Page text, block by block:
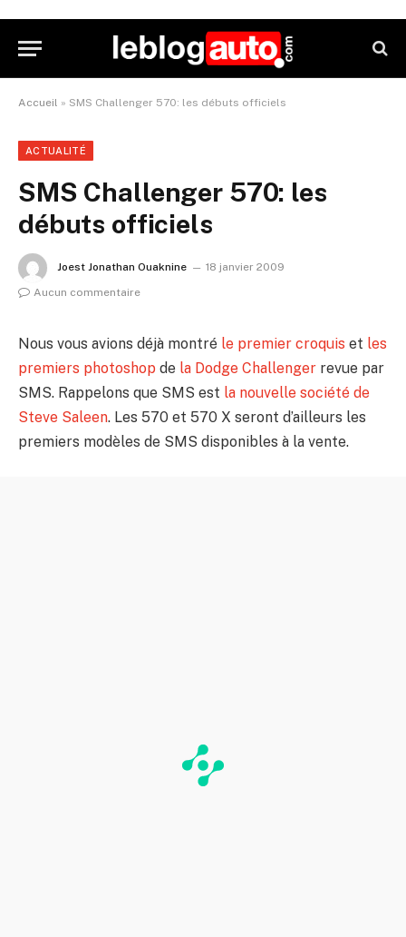
Accueil » SMS Challenger 570: les débuts officiels
ACTUALITÉ
SMS Challenger 570: les
débuts officiels
Joest Jonathan Ouaknine
18 janvier 2009
Aucun commentaire
Nous vous avions déjà montré le premier croquis et les
premiers photoshop de la Dodge Challenger revue par
SMS. Rappelons que SMS est la nouvelle société de
Steve Saleen. Les 570 et 570 X seront d’ailleurs les
premiers modèles de SMS disponibles à la vente.